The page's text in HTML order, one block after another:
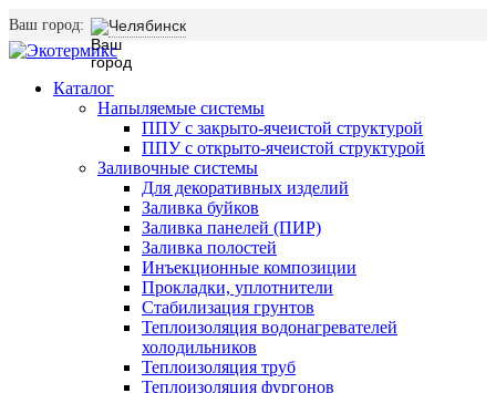
Ваш город: Челябинск
Каталог
Напыляемые системы
ППУ с закрыто-ячеистой структурой
ППУ с открыто-ячеистой структурой
Заливочные системы
Для декоративных изделий
Заливка буйков
Заливка панелей (ПИР)
Заливка полостей
Инъекционные композиции
Прокладки, уплотнители
Стабилизация грунтов
Теплоизоляция водонагревателей
холодильников
Теплоизоляция труб
Теплоизоляция фургонов